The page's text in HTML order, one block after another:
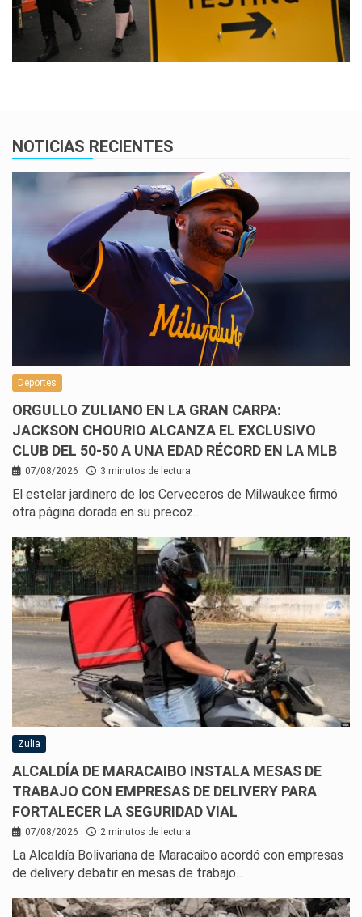
NOTICIAS RECIENTES
Deportes
ORGULLO ZULIANO EN LA GRAN CARPA:
JACKSON CHOURIO ALCANZA EL EXCLUSIVO
CLUB DEL 50-50 A UNA EDAD RÉCORD EN LA MLB
07/08/2026 3 minutos de lectura
El estelar jardinero de los Cerveceros de Milwaukee firmó
otra página dorada en su precoz…
Zulia
ALCALDÍA DE MARACAIBO INSTALA MESAS DE
TRABAJO CON EMPRESAS DE DELIVERY PARA
FORTALECER LA SEGURIDAD VIAL
07/08/2026 2 minutos de lectura
La Alcaldía Bolivariana de Maracaibo acordó con empresas
de delivery debatir en mesas de trabajo…